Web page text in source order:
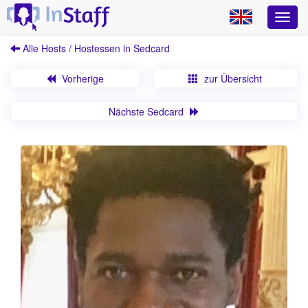
Alle Hosts / Hostessen in Sedcard
Vorherige zur Übersicht
Nächste Sedcard